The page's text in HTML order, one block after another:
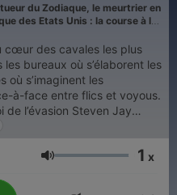
du Zodiaque, le meurtrier en
des Etats Unis : la course à la
cœur des cavales les plus
bureaux où s’élaborent les
où s’imaginent les
à-face entre flics et voyous.
de l’évasion Steven Jay
Angela Davis... Revivez les
y accéder en avant-
Volume 1 x